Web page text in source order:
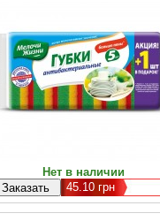
Нет в наличии
45.10 грн